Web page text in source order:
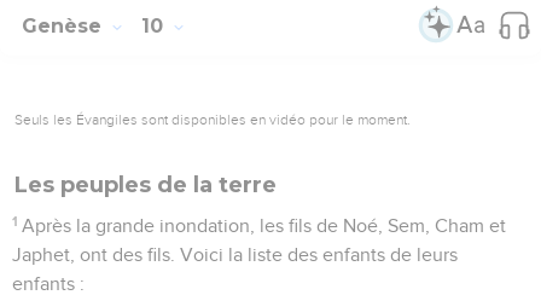
Genèse 10
Seuls les Évangiles sont disponibles en vidéo pour le moment.
Les peuples de la terre
1 Après la grande inondation, les fils de Noé, Sem, Cham et
Japhet, ont des fils. Voici la liste des enfants de leurs
enfants :